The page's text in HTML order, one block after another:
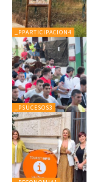
_PPARTICIPACION4
_PSUCESOS3